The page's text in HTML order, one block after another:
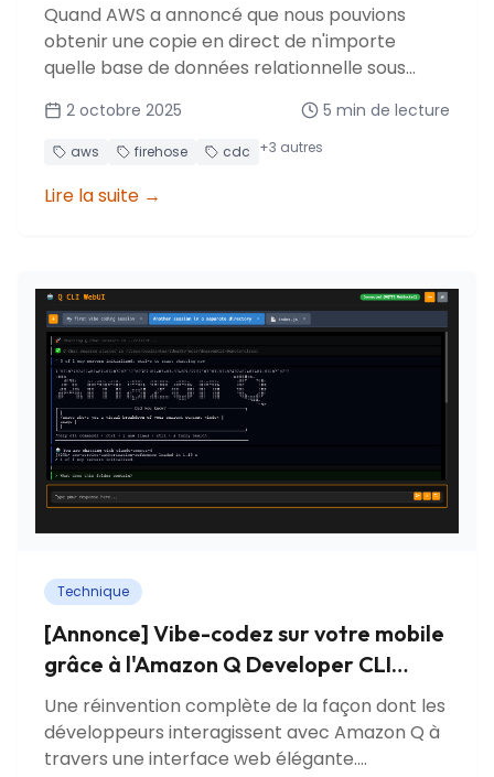
Quand AWS a annoncé que nous pouvions
obtenir une copie en direct de n'importe
quelle base de données relationnelle sous
enthousiaste. Pendant près d'un an, cela a
tenu ses promesses. Puis AWS a abandonné
chercher des alternatives.
2 octobre 2025 5 min de lecture
aws firehose cdc +3 autres
Lire la suite →
Technique
[Annonce] Vibe-codez sur votre mobile
grâce à l'Amazon Q Developer CLI
WebUI
Une réinvention complète de la façon dont les
développeurs interagissent avec Amazon Q à
travers une interface web élégante.